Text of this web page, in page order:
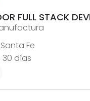
FULL STACK
Fe
días